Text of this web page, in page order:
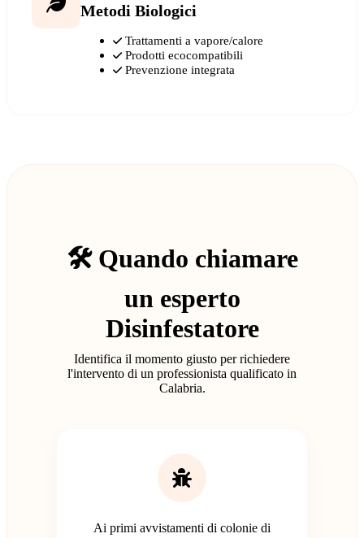
Metodi Biologici
Trattamenti a vapore/calore
Prodotti ecocompatibili
Prevenzione integrata
🛠️ Quando chiamare
un esperto
Disinfestatore
Identifica il momento giusto per richiedere
l'intervento di un professionista qualificato in
Calabria.
Ai primi avvistamenti di colonie di